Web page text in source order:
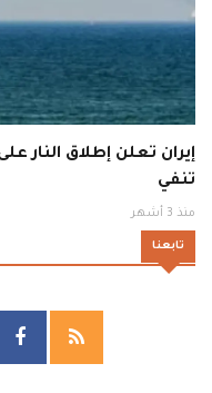
إيران تعلن إطلاق النار
تنفي
منذ 3 أشهر
تابعنا